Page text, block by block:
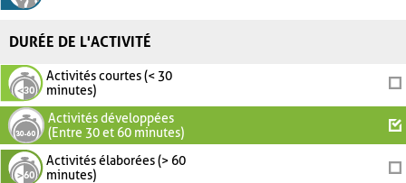
DURÉE DE L'ACTIVITÉ
Activités courtes (< 30
minutes)
Activités développées
(Entre 30 et 60 minutes)
Activités élaborées (> 60
minutes)